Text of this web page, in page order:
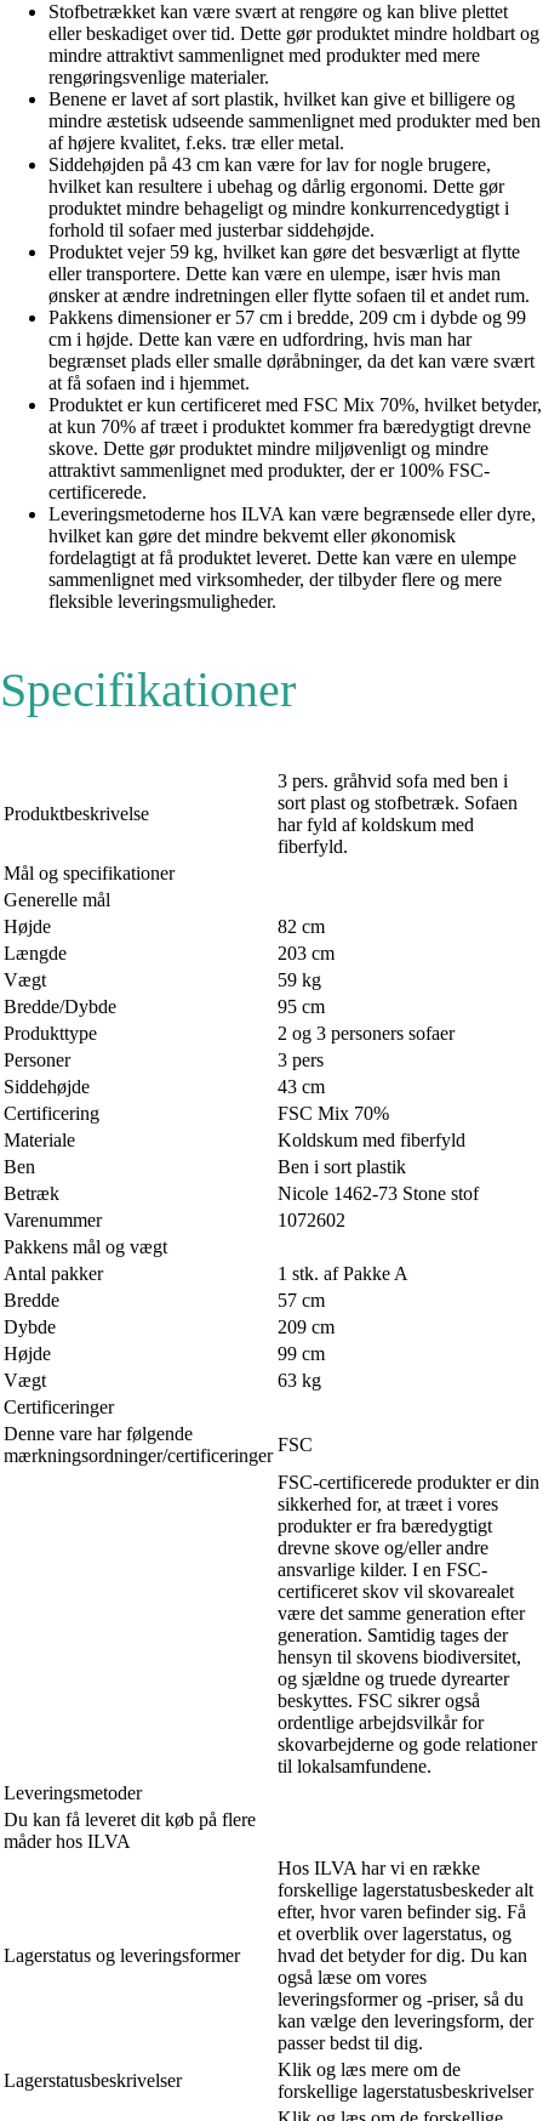
Stofbetrækket kan være svært at rengøre og kan blive plettet
eller beskadiget over tid. Dette gør produktet mindre holdbart og
mindre attraktivt sammenlignet med produkter med mere
rengøringsvenlige materialer.
Benene er lavet af sort plastik, hvilket kan give et billigere og
mindre æstetisk udseende sammenlignet med produkter med ben
af højere kvalitet, f.eks. træ eller metal.
Siddehøjden på 43 cm kan være for lav for nogle brugere,
hvilket kan resultere i ubehag og dårlig ergonomi. Dette gør
produktet mindre behageligt og mindre konkurrencedygtigt i
forhold til sofaer med justerbar siddehøjde.
Produktet vejer 59 kg, hvilket kan gøre det besværligt at flytte
eller transportere. Dette kan være en ulempe, især hvis man
ønsker at ændre indretningen eller flytte sofaen til et andet rum.
Pakkens dimensioner er 57 cm i bredde, 209 cm i dybde og 99
cm i højde. Dette kan være en udfordring, hvis man har
begrænset plads eller smalle døråbninger, da det kan være svært
at få sofaen ind i hjemmet.
Produktet er kun certificeret med FSC Mix 70%, hvilket betyder,
at kun 70% af træet i produktet kommer fra bæredygtigt drevne
skove. Dette gør produktet mindre miljøvenligt og mindre
attraktivt sammenlignet med produkter, der er 100% FSC-
certificerede.
Leveringsmetoderne hos ILVA kan være begrænsede eller dyre,
hvilket kan gøre det mindre bekvemt eller økonomisk
fordelagtigt at få produktet leveret. Dette kan være en ulempe
sammenlignet med virksomheder, der tilbyder flere og mere
fleksible leveringsmuligheder.
Specifikationer
Produktbeskrivelse
3 pers. gråhvid sofa med ben i
sort plast og stofbetræk. Sofaen
har fyld af koldskum med
fiberfyld.
Mål og specifikationer
Generelle mål
Højde
82 cm
Længde
203 cm
Vægt
59 kg
Bredde/Dybde
95 cm
Produkttype
2 og 3 personers sofaer
Personer
3 pers
Siddehøjde
43 cm
Certificering
FSC Mix 70%
Materiale
Koldskum med fiberfyld
Ben
Ben i sort plastik
Betræk
Nicole 1462-73 Stone stof
Varenummer
1072602
Pakkens mål og vægt
Antal pakker
1 stk. af Pakke A
Bredde
57 cm
Dybde
209 cm
Højde
99 cm
Vægt
63 kg
Certificeringer
Denne vare har følgende
mærkningsordninger/certificeringer
FSC
FSC-certificerede produkter er din
sikkerhed for, at træet i vores
produkter er fra bæredygtigt
drevne skove og/eller andre
ansvarlige kilder. I en FSC-
certificeret skov vil skovarealet
være det samme generation efter
generation. Samtidig tages der
hensyn til skovens biodiversitet,
og sjældne og truede dyrearter
beskyttes. FSC sikrer også
ordentlige arbejdsvilkår for
skovarbejderne og gode relationer
til lokalsamfundene.
Leveringsmetoder
Du kan få leveret dit køb på flere
måder hos ILVA
Lagerstatus og leveringsformer
Hos ILVA har vi en række
forskellige lagerstatusbeskeder alt
efter, hvor varen befinder sig. Få
et overblik over lagerstatus, og
hvad det betyder for dig. Du kan
også læse om vores
leveringsformer og -priser, så du
kan vælge den leveringsform, der
passer bedst til dig.
Lagerstatusbeskrivelser
Klik og læs mere om de
forskellige lagerstatusbeskrivelser